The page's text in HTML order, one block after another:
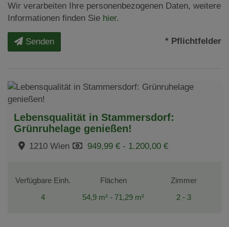
Wir verarbeiten Ihre personenbezogenen Daten, weitere
Informationen finden Sie hier.
Senden * Pflichtfelder
Lebensqualität in Stammersdorf:
Grünruhelage genießen!
1210 Wien 949,99 € - 1.200,00 €
Verfügbare Einh.
4
Flächen
54,9 m² - 71,29 m²
Zimmer
2 - 3